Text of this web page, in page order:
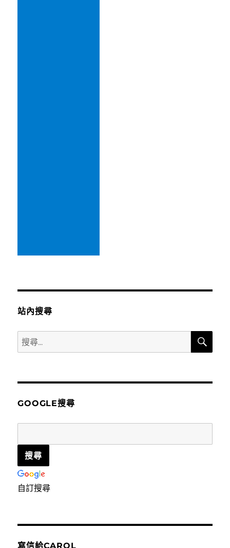
站內搜尋
搜
尋
鍵
搜
GOOGLE搜尋
自訂搜尋
寫信給CAROL